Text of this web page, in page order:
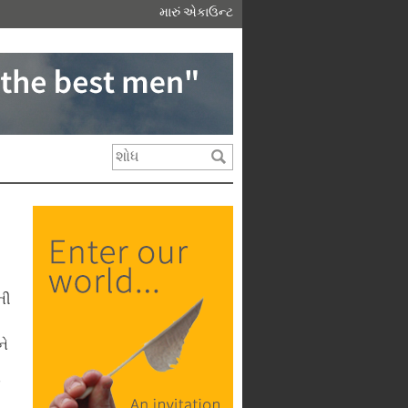
મારું એકાઉન્ટ